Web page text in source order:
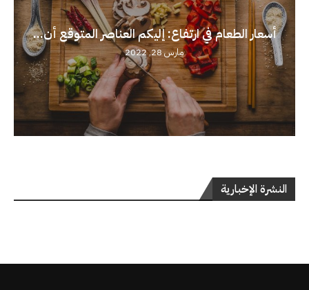
أسعار الطعام في ارتفاع: إليكم العناصر المتوقع أن...
مارس 28, 2022
النشرة الإخبارية